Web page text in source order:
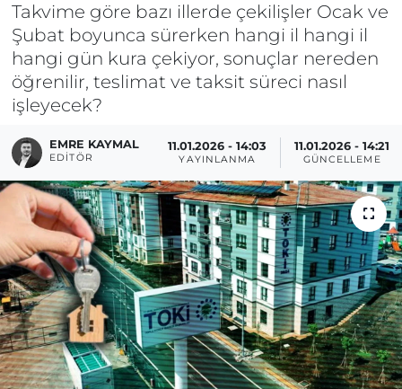
Takvime göre bazı illerde çekilişler Ocak ve
Şubat boyunca sürerken hangi il hangi il
hangi gün kura çekiyor, sonuçlar nereden
öğrenilir, teslimat ve taksit süreci nasıl
işleyecek?
EMRE KAYMAL
EDITÖR
11.01.2026 - 14:03
YAYINLANMA
11.01.2026 - 14:21
GÜNCELLEME